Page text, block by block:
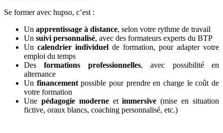
Se former avec hupso, c’est :
Un apprentissage à distance, selon votre rythme de travail
Un suivi personnalisé, avec des formateurs experts du BTP
Un calendrier individuel de formation, pour adapter votre
emploi du temps
Desformations professionnelles, avec possibilité en
alternance
Un financementpossible pour prendre en charge le coût de
votre formation
Une pédagogie moderneetimmersive(mise en situation
fictive, oraux blancs, coaching personnalisé, etc.)